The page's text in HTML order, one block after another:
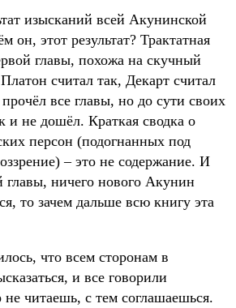
изысканий всей Акунинской
он, этот результат? Трактатная
главы, похожа на скучный
считал так, Декарт считал
все главы, но до сути своих
и не дошёл. Краткая сводка о
персон (подогнанных под
– это не содержание. И
главы, ничего нового Акунин
то зачем дальше всю книгу эта
что всем сторонам в
и все говорили
не читаешь, с тем соглашаешься.